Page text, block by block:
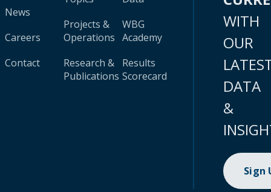
News
Careers
Contact
Projects &
Operations
Research &
Publications
WBG
Academy
Results
Scorecard
WITH
OUR
DATA
&
Sign